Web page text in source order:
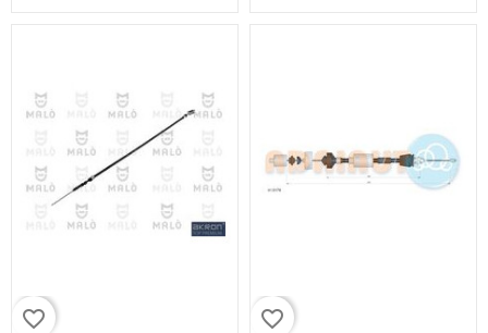
favorite_border favorite_border